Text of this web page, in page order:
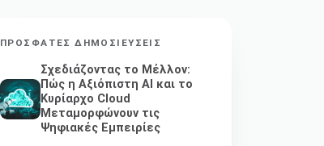
ΠΡΌΣΦΑΤΕΣ ΔΗΜΟΣΙΕΎΣΕΙΣ
Σχεδιάζοντας το Μέλλον:
Πώς η Αξιόπιστη AI και το
Κυρίαρχο Cloud
Μεταμορφώνουν τις
Ψηφιακές Εμπειρίες